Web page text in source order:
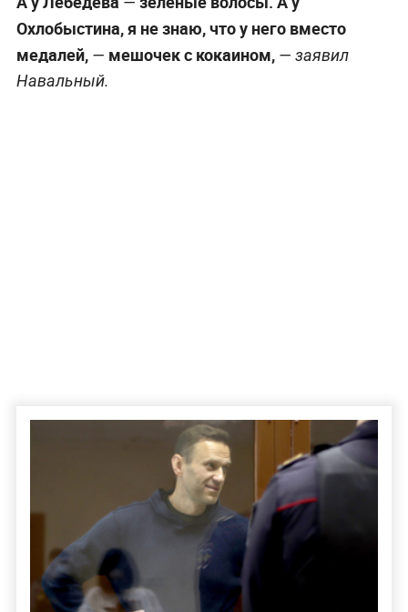
Охлобыстина, я не знаю, что у него вместо
медалей, — мешочек с кокаином,— заявил
Навальный.